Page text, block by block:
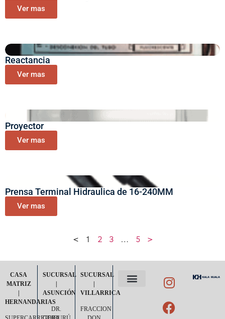
Ver mas
Reactancia
Ver mas
Proyector
Ver mas
Prensa Terminal Hidraulica de 16-240MM
Ver mas
< 1 2 3 … 5 >
CASA
MATRIZ
|
HERNANDARIAS
SUCURSAL
|
ASUNCIÓN
DR.
SUCURSAL
|
VILLARRICA
FRACCION